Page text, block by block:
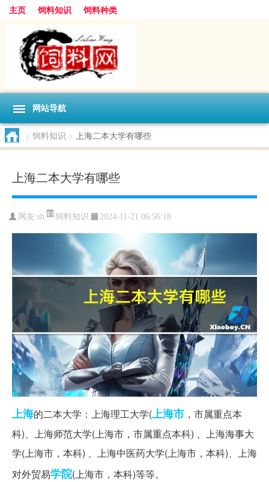
主页 饲料知识 饲料种类
网站导航
> 饲料知识 > 上海二本大学有哪些
上海二本大学有哪些
网友:sh 饲料知识 2024-11-21 06:56:18
上海的二本大学：上海理工大学(上海市 ，市属重点本
科)、上海师范大学(上海市，市属重点本科) 、上海海事大
学(上海市，本科) 、上海中医药大学(上海市，本科)、上海
对外贸易学院(上海市，本科)等等。